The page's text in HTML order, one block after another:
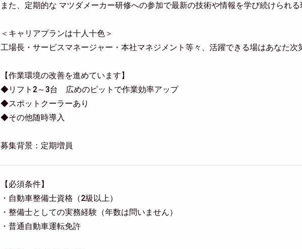
また、定期的な マツダメーカー研修への参加で最新の技術や情報を学び続けられ
＜キャリアプランは十人十色＞
工場長・サービスマネージャー・本社マネジメント等々、活躍できる場はあなた次
【作業環境の改善を進めています】
◆リフト2～3台 広めのピットで作業効率アップ
◆スポットクーラーあり
◆その他随時導入
募集背景：定期増員
【必須条件】
・自動車整備士資格（2級以上）
・整備士としての実務経験（年数は問いません）
・普通自動車運転免許